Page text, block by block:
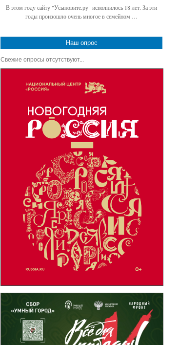
В этом году сайту "Усыновите.ру" исполнилось 18 лет. За эти
годы произошло очень многое в семейном …
Наш опрос
Свежие опросы отсутствуют...